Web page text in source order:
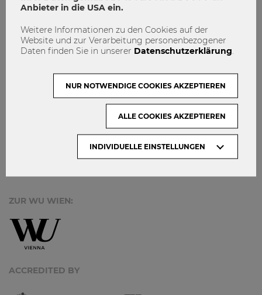
IMPRESSUM
MACH MIT!
ZUR WU WIEN:
ACCREDITED BY
Anbieter in die USA ein.
Weitere Informationen zu den Cookies auf der
Website und zur Verarbeitung personenbezogener
Daten finden Sie in unserer Datenschutzerklärung
INDIVIDUELLE EINSTELLUNGEN
NUR NOTWENDIGE COOKIES AKZEPTIEREN
ALLE COOKIES AKZEPTIEREN